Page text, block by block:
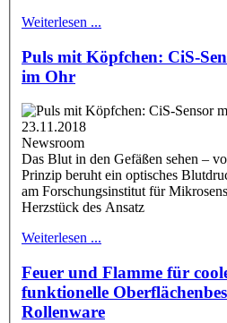
Weiterlesen ...
Puls mit Köpfchen: CiS-
im Ohr
23.11.2018
Newsroom
Das Blut in den Gefäßen sehen –
Prinzip beruht ein optisches
am Forschungsinstitut für
Herzstück des Ansatz
Weiterlesen ...
Feuer und Flamme für
funktionelle
Rollenware